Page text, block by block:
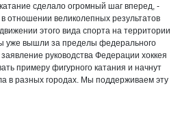
сделало огромный шаг вперед, -
отношении великолепных результатов
этого вида спорта на территории
уже вышли за пределы федерального
руководства Федерации хоккея
примеру фигурного катания и начнут
в разных городах. Мы поддерживаем эту